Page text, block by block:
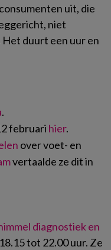
uit, die
niet
duurt een uur en
.
februari hier.
over voet- en
vertaalde ze dit in
diagnostiek en
tot 22.00 uur. Ze